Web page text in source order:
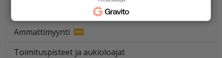
Porraselementit
Ammattimyynti
Toimituspisteet ja aukioloajat